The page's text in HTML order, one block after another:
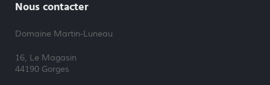
Nous contacter
Domaine Martin-Luneau
16, Le Magasin
44190 Gorges